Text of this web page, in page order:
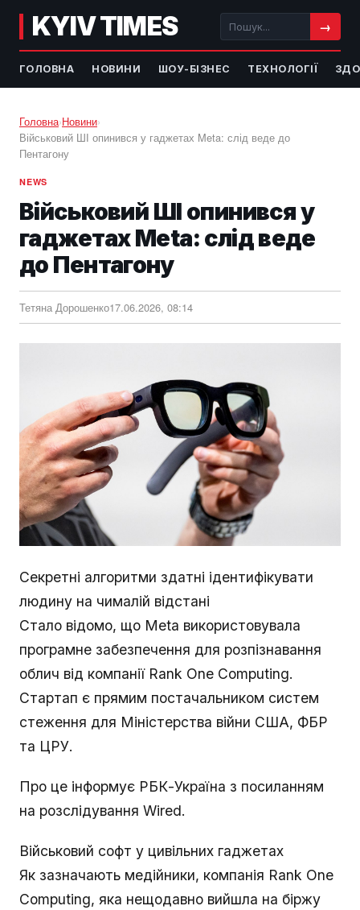
KYIV TIMES →
ГОЛОВНА НОВИНИ ШОУ-БІЗНЕС ТЕХНОЛОГІЇ
Головна›Новини›
Військовий ШІ опинився у гаджетах Meta: слід веде до
Пентагону
NEWS
Військовий ШІ опинився у
гаджетах Meta: слід веде
до Пентагону
Тетяна Дорошенко17.06.2026, 08:14
Секретні алгоритми здатні ідентифікувати
людину на чималій відстані
Стало відомо, що Meta використовувала
програмне забезпечення для розпізнавання
облич від компанії Rank One Computing.
Стартап є прямим постачальником систем
стеження для Міністерства війни США, ФБР
та ЦРУ.
Про це інформує РБК-Україна з посиланням
на розслідування Wired.
Військовий софт у цивільних гаджетах
Як зазначають медійники, компанія Rank One
Computing, яка нещодавно вийшла на біржу